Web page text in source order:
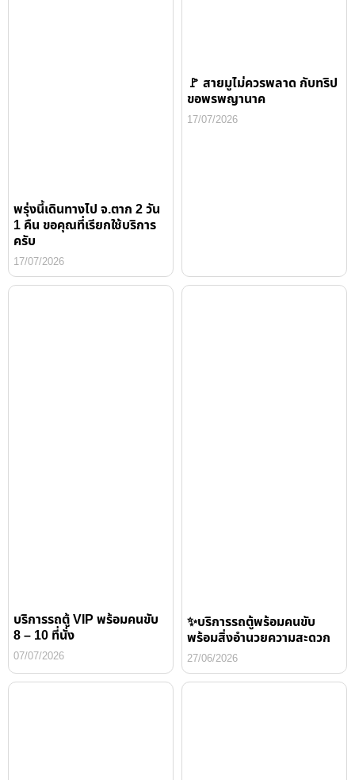
พรุ่งนี้เดินทางไป จ.ตาก 2 วัน
1 คืน ขอคุณที่เรียกใช้บริการ
ครับ
17/07/2026
🚩 สายมูไม่ควรพลาด กับทริป
ขอพรพญานาค
17/07/2026
บริการรถตู้ VIP พร้อมคนขับ
8 – 10 ที่นั่ง
07/07/2026
✨บริการรถตู้พร้อมคนขับ
พร้อมสิ่งอำนวยความสะดวก
27/06/2026